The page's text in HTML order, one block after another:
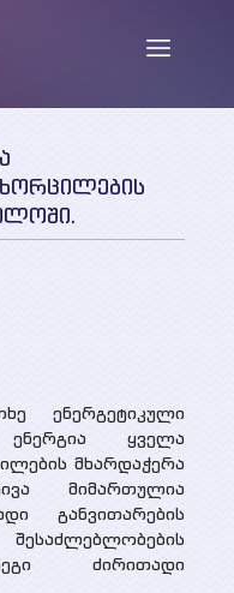
ენერგეტიკული
ყველა
მხარდაჭერა
მიმართულია
განვითარების
ძირითადი